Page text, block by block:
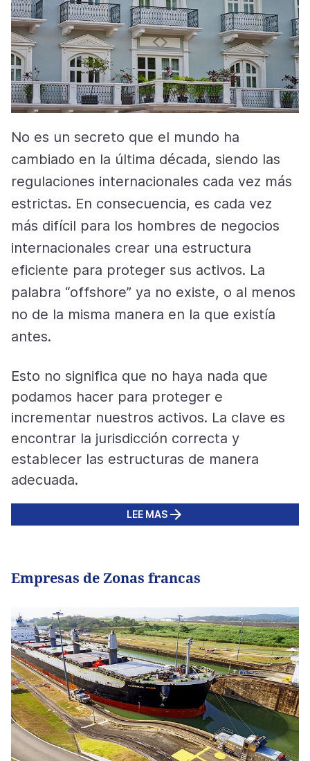
No es un secreto que el mundo ha
cambiado en la última década, siendo las
regulaciones internacionales cada vez más
estrictas. En consecuencia, es cada vez
más difícil para los hombres de negocios
internacionales crear una estructura
eficiente para proteger sus activos. La
palabra “offshore” ya no existe, o al menos
no de la misma manera en la que existía
antes.
Esto no significa que no haya nada que
podamos hacer para proteger e
incrementar nuestros activos. La clave es
encontrar la jurisdicción correcta y
establecer las estructuras de manera
adecuada.
LEE MAS
Empresas de Zonas francas